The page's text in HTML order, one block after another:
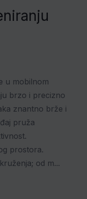
u mobilnom
brzo i precizno
znantno brže i
pruža
prostora.
od m...